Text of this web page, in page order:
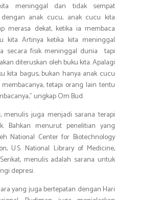
meninggal dan tidak sempat
anak cucu, anak cucu kita
merasa dekat, ketika ia membaca
kita Artinya ketika kita meninggal
secara fisik meninggal dunia tapi
diteruskan oleh buku kita. Apalagi
kita bagus, bukan hanya anak cucu
tetapi orang lain tentu
ungkap Om Bud.
menulis juga menjadi sarana terapi
Bahkan menurut penelitian yang
National Center for Biotechnology
U.S. National Library of Medicine,
menulis adalah sarana untuk
depresi.
yang juga bertepatan dengan Hari